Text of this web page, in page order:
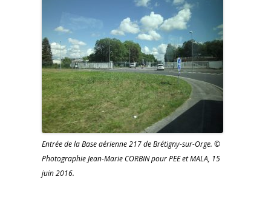
Entrée de la Base aérienne 217 de Brétigny-sur-Orge. ©
Photographie Jean-Marie CORBIN pour PEE et MALA, 15
juin 2016.